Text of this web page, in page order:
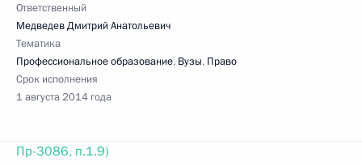
Ответственный
Медведев Дмитрий Анатольевич
Тематика
Профессиональное образование, Вузы, Право
Срок исполнения
1 августа 2014 года
Пр-3086, п.1.9)